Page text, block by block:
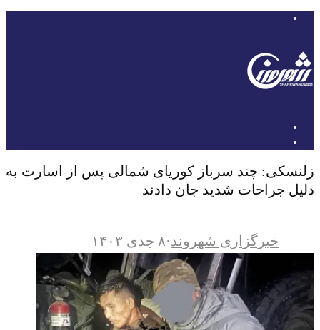
زلنسکی: چند سرباز کوریای شمالی پس از اسارت به
دلیل جراحات شدید جان دادند
خبرگزاری شهروند·۸ جدی ۱۴۰۳